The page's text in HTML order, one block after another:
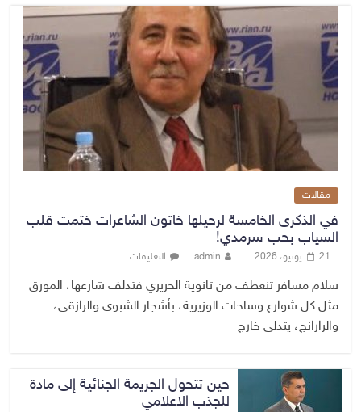
مقالات
في الذكرى الخامسة لرحيلها خاتون الشاعرات ختمت قلب
السياب بحب سرمدي!
21 يونيو، 2026 admin التعليقات
سلام مسافر تنعطف من ثانوية الحريري فتدلف شارعها، المورق
مثل كل شوارع وساحات الوزيرية، بأشجار الشبوي والرازقي،
والرارانج، يتدلى خارج
حين تتحول الجريمة الجنائية إلى مادة
للجذب الاعلامي